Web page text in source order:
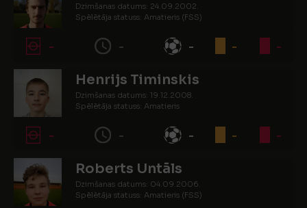
Dzimšanas datums: 24.09.2002.
Spēlētāja statuss: Amatieris (FSS)
- - - - -
Henrijs Timinskis
Dzimšanas datums: 19.12.2008.
Spēlētāja statuss: Amatieris
- - - - -
Roberts Untāls
Dzimšanas datums: 04.09.2006.
Spēlētāja statuss: Amatieris (FSS)